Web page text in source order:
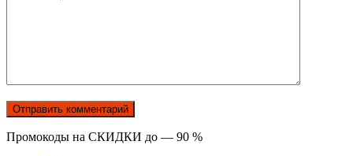
Промокоды на СКИДКИ до — 90 %